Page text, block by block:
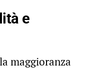
e
maggioranza